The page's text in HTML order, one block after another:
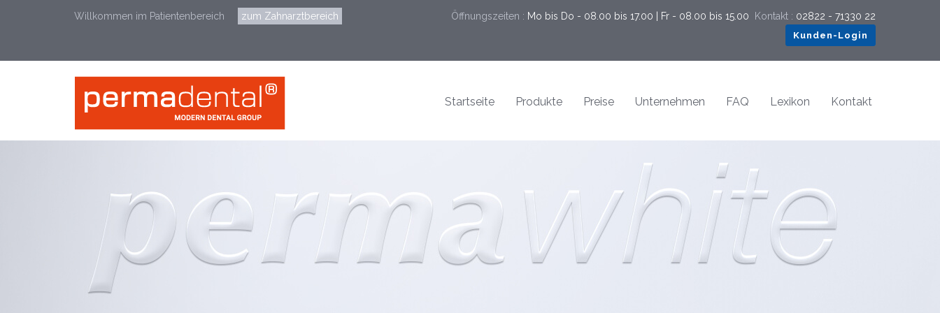
Willkommen im Patientenbereich zum Zahnarztbereich Öffnungszeiten : Mo bis Do - 08.00 bis 17.00 | Fr - 08.00 bis 15.00 Kontakt : 02822 - 71330 22
Kunden-Login
Startseite Produkte Preise Unternehmen FAQ Lexikon Kontakt